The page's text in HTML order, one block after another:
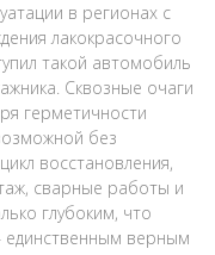
в регионах с
лакокрасочного
такой автомобиль
Сквозные очаги
герметичности
без
восстановления,
сварные работы и
глубоким, что
верным